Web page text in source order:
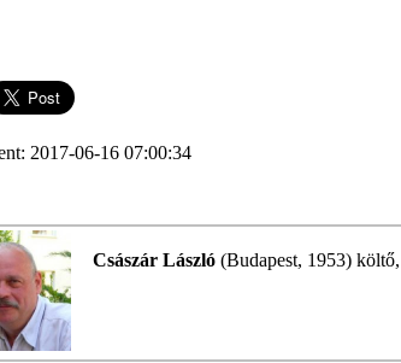
2017-06-16 07:00:34
Császár László (Budapest, 1953)